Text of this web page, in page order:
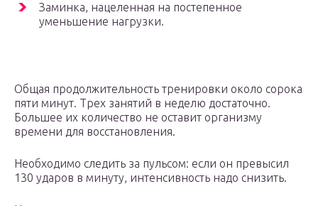
Заминка, нацеленная на постепенное
уменьшение нагрузки.
Общая продолжительность тренировки около сорока
пяти минут. Трех занятий в неделю достаточно.
Большее их количество не оставит организму
времени для восстановления.
Необходимо следить за пульсом: если он превысил
130 ударов в минуту, интенсивность надо снизить.